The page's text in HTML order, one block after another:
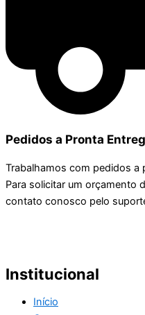
Pedidos a Pronta
Trabalhamos com pedidos a
Para solicitar um orçamento
contato conosco pelo
Institucional
Início